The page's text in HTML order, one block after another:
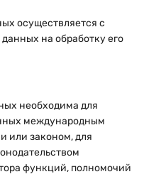
осуществляется с
на обработку его
необходима для
международным
или законом, для
функций, полномочий